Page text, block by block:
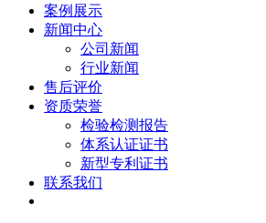
案例展示
新闻中心
公司新闻
行业新闻
售后评价
资质荣誉
检验检测报告
体系认证证书
新型专利证书
联系我们